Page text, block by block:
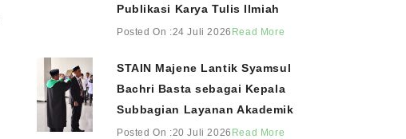
Publikasi Karya Tulis Ilmiah
Posted On :24 Juli 2026 Read More
STAIN Majene Lantik Syamsul
Bachri Basta sebagai Kepala
Subbagian Layanan Akademik
Posted On :20 Juli 2026 Read More